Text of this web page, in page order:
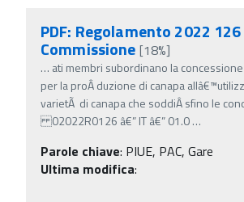
PDF: Regolamento 2022
Commissione [18%]
… ati membri subordinano la
per la proÂ­ duzione di canapa
varietÃ di canapa che soddiÂ­ sfino le
02022R0126 â€” IT â€” 01.0…
Parole chiave: PIUE, PAC, Gare
Ultima modifica: